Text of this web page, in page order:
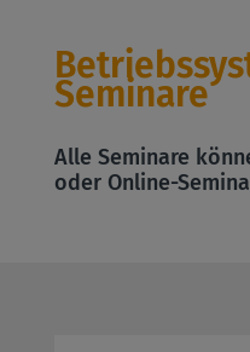
Seminare
Alle Seminare
oder Online-